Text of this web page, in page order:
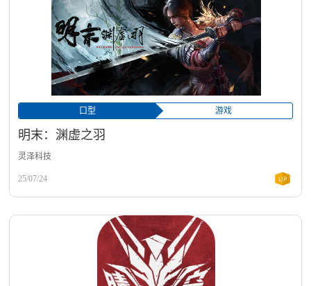
口型 游戏
明末：渊虚之羽
灵泽科技
25/07/24